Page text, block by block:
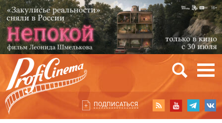
ПОДПИСАТЬСЯ